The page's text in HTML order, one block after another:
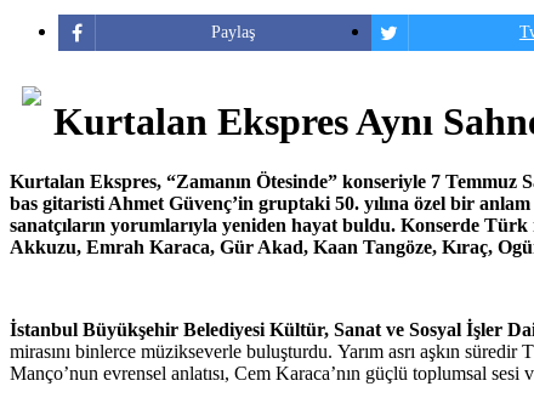
Paylaş
Kurtalan Ekspres Aynı
Kurtalan Ekspres, “Zamanın Ötesinde” konseriyle 7 Temmuz
bas gitaristi Ahmet Güvenç’in gruptaki 50. yılına özel bir
sanatçıların yorumlarıyla yeniden hayat buldu. Konserde
Akkuzu, Emrah Karaca, Gür Akad, Kaan Tangöze, Kıraç,
İstanbul Büyükşehir Belediyesi Kültür, Sanat ve Sosyal İşler
mirasını binlerce müzikseverle buluşturdu. Yarım asrı aşkın
Manço’nun evrensel anlatısı, Cem Karaca’nın güçlü toplumsal